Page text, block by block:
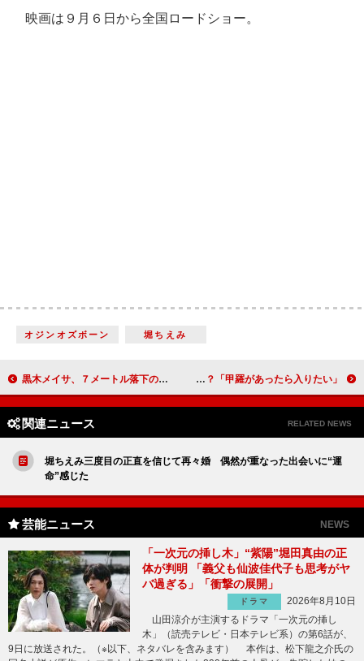
映画は９月６日から全国ロードショー。
オジンオズボーン 堀ちえみ
黒木メイサ、７メートル落下の大技も「いい感じ」 共演者は黒木の“魔性っぷり”を告白 どぶろっく江口「芸能人を抱いてみたい」 カメとはお別れ？「甲羅があったら入りたい」
関連ニュース RELATED NEWS
堀ちえみ三度目の正直を信じて再々婚 偶然が重なった出会いに“運
命”感じた
芸能ニュース NEWS
「一次元の挿し木」“紫陽”堀田真由の正
体が判明 「義父も仙波佳代子も思考がヤ
バ過ぎる」「衝撃の展開」
ドラマ
2026年8月10日
山田涼介が主演するドラマ「一次元の挿し
木」（読売テレビ・日本テレビ系）の第6話が、
9日に放送された。（※以下、ネタバレを含みます） 本作は、松下龍之介氏の